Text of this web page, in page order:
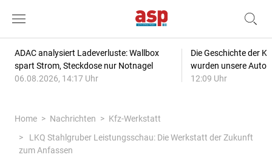
ADAC analysiert Ladeverluste: Wallbox
spart Strom, Steckdose nur Notnagel
06.08.2026, 14:17 Uhr
Die Geschichte der
wurden unsere
12:09 Uhr
Home Nachrichten
Kfz-Werkstatt
LKQ Stahlgruber Leistungsschau: Die Werkstatt der Zukunft
zum Anfassen